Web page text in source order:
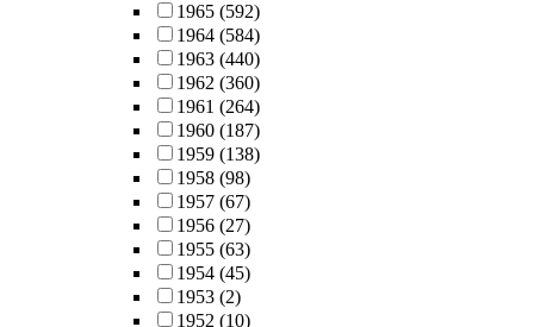
1965 (592)
1964 (584)
1963 (440)
1962 (360)
1961 (264)
1960 (187)
1959 (138)
1958 (98)
1957 (67)
1956 (27)
1955 (63)
1954 (45)
1953 (2)
1952 (10)